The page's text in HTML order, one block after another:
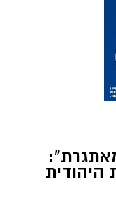
היהודית